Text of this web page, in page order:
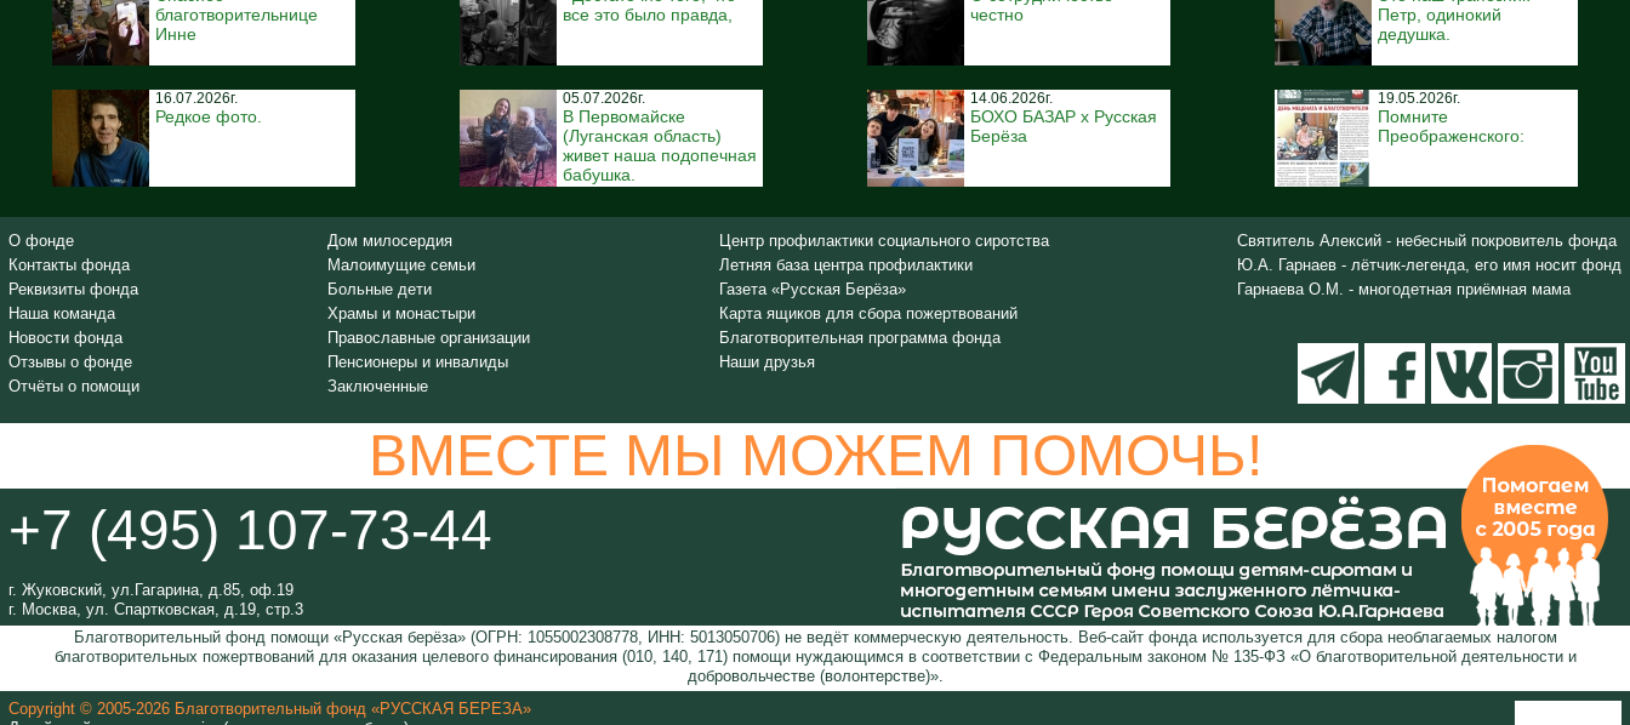
благотворительнице
Инне
16.07.2026г.
Редкое фото.
все это было правда,
05.07.2026г.
В Первомайске
(Луганская область)
живет наша подопечная
бабушка.
честно
14.06.2026г.
БОХО БАЗАР x Русская
Берёза
Петр, одинокий
дедушка.
19.05.2026г.
Помните
Преображенского:
О фонде
Контакты фонда
Реквизиты фонда
Наша команда
Новости фонда
Отзывы о фонде
Отчёты о помощи
Дом милосердия
Малоимущие семьи
Больные дети
Храмы и монастыри
Православные организации
Пенсионеры и инвалиды
Заключенные
Центр профилактики социального сиротства
Летняя база центра профилактики
Газета «Русская Берёза»
Карта ящиков для сбора пожертвований
Благотворительная программа фонда
Наши друзья
Святитель Алексий - небесный покровитель фонда
Ю.А. Гарнаев - лётчик-легенда, его имя носит фонд
Гарнаева О.М. - многодетная приёмная мама
+7 (495) 107-73-44
г. Жуковский, ул.Гагарина, д.85, оф.19
г. Москва, ул. Спартковская, д.19, стр.3
ВМЕСТЕ МЫ МОЖЕМ ПОМОЧЬ!
Благотворительный фонд помощи «Русская берёза» (ОГРН: 1055002308778, ИНН: 5013050706) не ведёт коммерческую деятельность. Веб-сайт фонда используется для сбора необлагаемых налогом
благотворительных пожертвований для оказания целевого финансирования (010, 140, 171) помощи нуждающимся в соответствии с Федеральным законом № 135-ФЗ «О благотворительной деятельности и
добровольчестве (волонтерстве)».
Copyright © 2005-2026 Благотворительный фонд «РУССКАЯ БЕРЕЗА»